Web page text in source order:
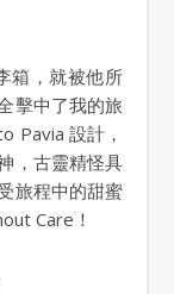
擊中了我的旅
Pavia 設計，
，古靈精怪具
旅程中的甜蜜
Care！